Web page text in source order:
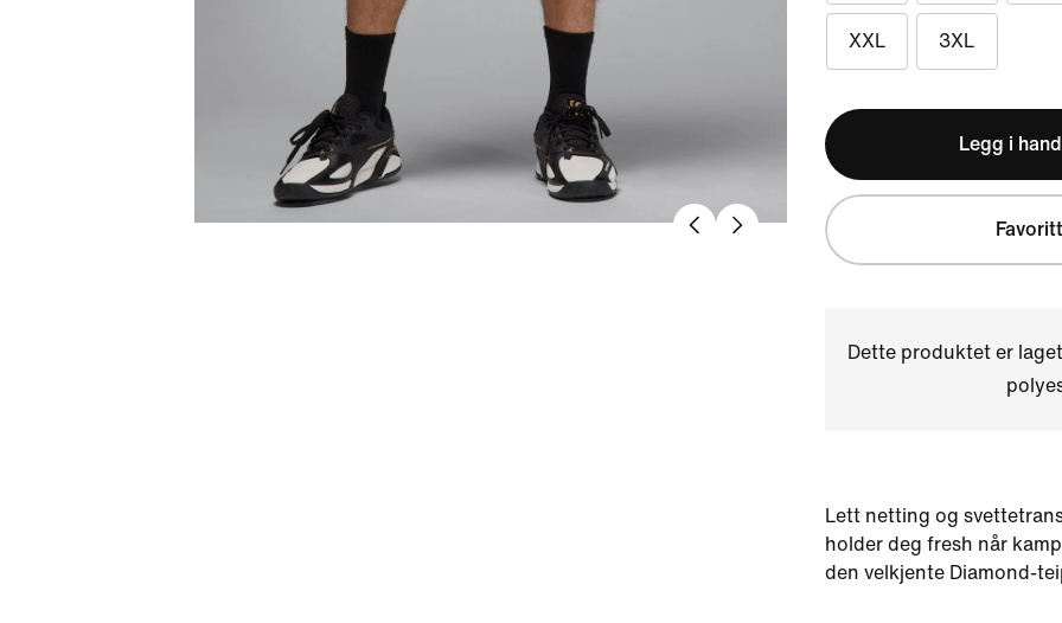
XXL 3XL
Legg i
Favoritt
Dette produktet er
Lett netting og
holder deg fresh når
den velkjente Diamond-